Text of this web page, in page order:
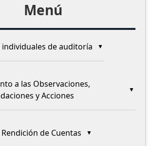
Menú
de auditoría
a las Observaciones,
y Acciones
de Cuentas